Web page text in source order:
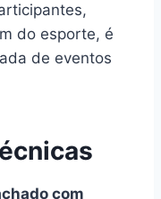
do esporte, é
de eventos
com